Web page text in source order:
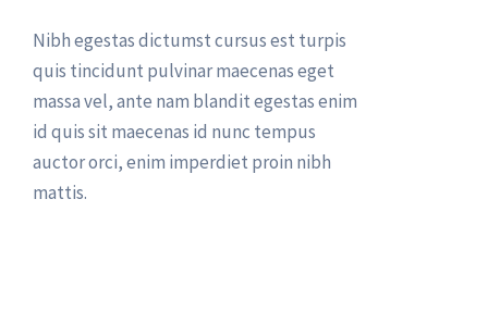
Nibh egestas dictumst cursus est turpis
quis tincidunt pulvinar maecenas eget
massa vel, ante nam blandit egestas enim
id quis sit maecenas id nunc tempus
auctor orci, enim imperdiet proin nibh
mattis.